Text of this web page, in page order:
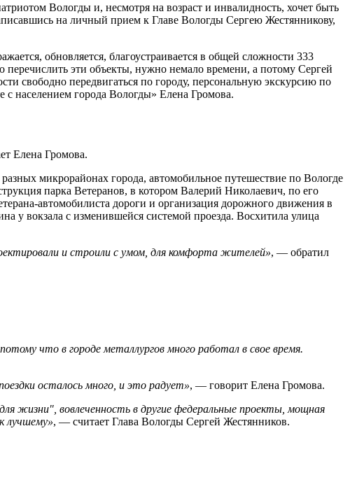
Вологды и, несмотря на возраст и инвалидность, хочет быть
на личный прием к Главе Вологды Сергею Жестянникову,
обновляется, благоустраивается в общей сложности 333
перечислить эти объекты, нужно немало времени, а потому Сергей
свободно передвигаться по городу, персональную экскурсию по
населением города Вологды» Елена Громова.
Елена Громова.
микрорайонах города, автомобильное путешествие по Вологде
парка Ветеранов, в котором Валерий Николаевич, по его
автомобилиста дороги и организация дорожного движения в
у вокзала с изменившейся системой проезда. Восхитила улица
и строили с умом, для комфорта жителей», — обратил
что в городе металлургов много работал в свое время.
осталось много, и это радует», — говорит Елена Громова.
жизни", вовлеченность в другие федеральные проекты, мощная
лучшему», — считает Глава Вологды Сергей Жестянников.